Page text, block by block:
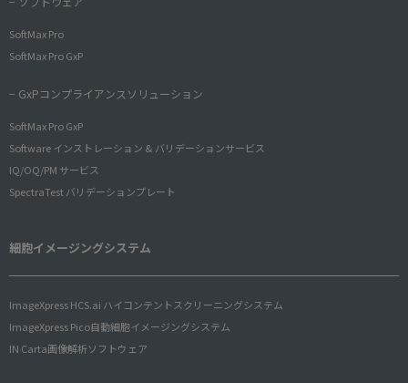
SoftMax Pro
SoftMax Pro GxP
− GxPコンプライアンスソリューション
SoftMax Pro GxP
Software インストレーション & バリデーションサービス
IQ/OQ/PM サービス
SpectraTest バリデーションプレート
細胞イメージングシステム
ImageXpress HCS.ai ハイコンテントスクリーニングシステム
ImageXpress Pico自動細胞イメージングシステム
IN Carta画像解析ソフトウェア